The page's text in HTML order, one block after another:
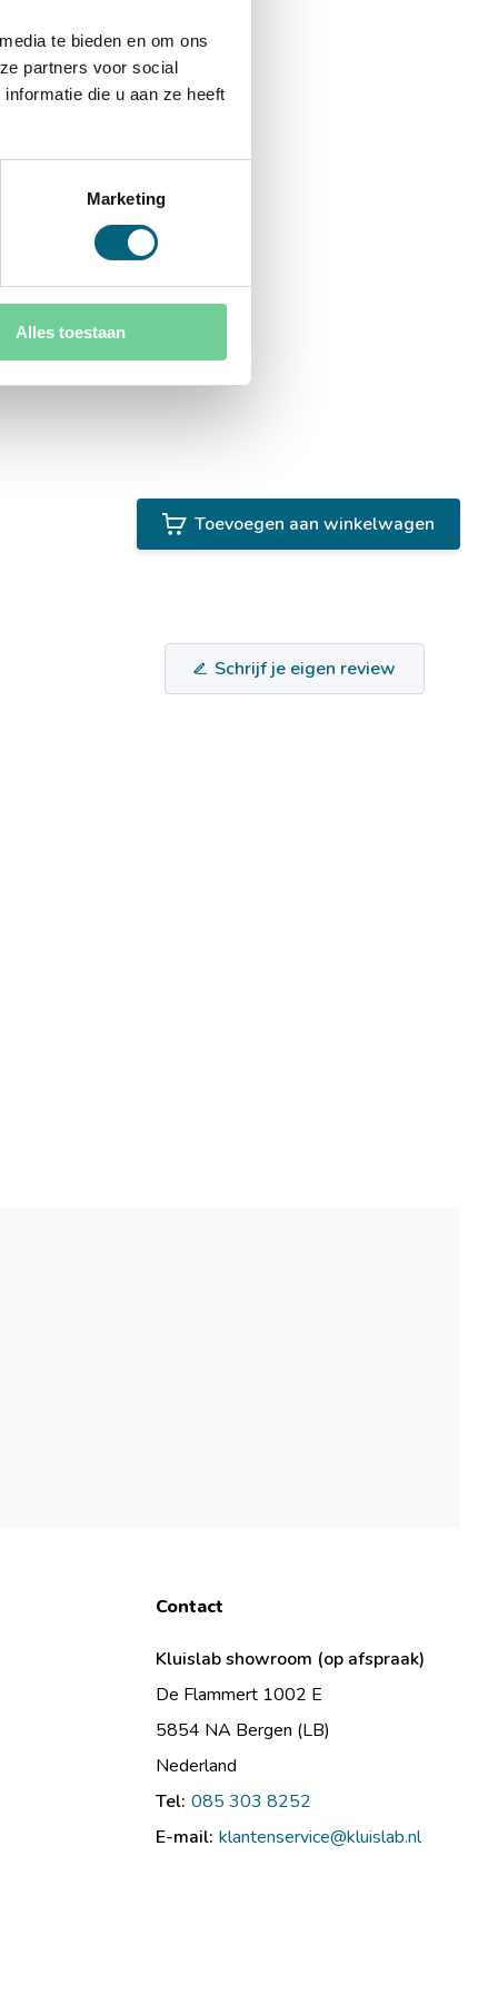
te bieden en om ons
partners voor social
die u aan ze heeft
Marketing
Alles toestaan
Toevoegen aan winkelwagen
Schrijf je eigen review
Contact
Kluislab showroom (op afspraak)
De Flammert 1002 E
5854 NA Bergen (LB)
Nederland
Tel: 085 303 8252
E-mail: klantenservice@kluislab.nl